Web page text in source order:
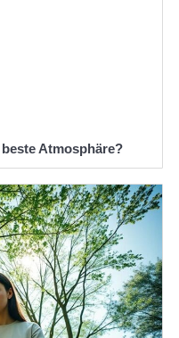
Atmosphäre?